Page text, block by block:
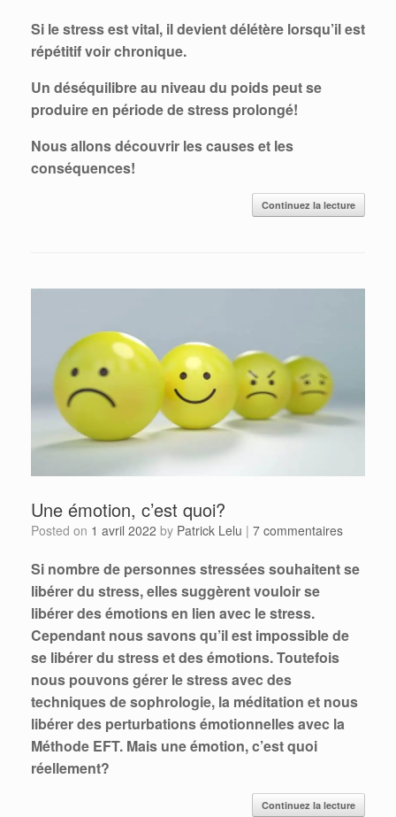
Si le stress est vital, il devient délétère lorsqu’il est
répétitif voir chronique.
Un déséquilibre au niveau du poids peut se
produire en période de stress prolongé!
Nous allons découvrir les causes et les
conséquences!
Continuez la lecture
Une émotion, c’est quoi?
Posted on 1 avril 2022 by Patrick Lelu | 7 commentaires
Si nombre de personnes stressées souhaitent se
libérer du stress, elles suggèrent vouloir se
libérer des émotions en lien avec le stress.
Cependant nous savons qu’il est impossible de
se libérer du stress et des émotions. Toutefois
nous pouvons gérer le stress avec des
techniques de sophrologie, la méditation et nous
libérer des perturbations émotionnelles avec la
Méthode EFT. Mais une émotion, c’est quoi
réellement?
Continuez la lecture